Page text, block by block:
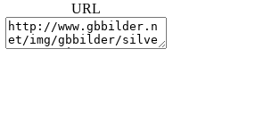
URL